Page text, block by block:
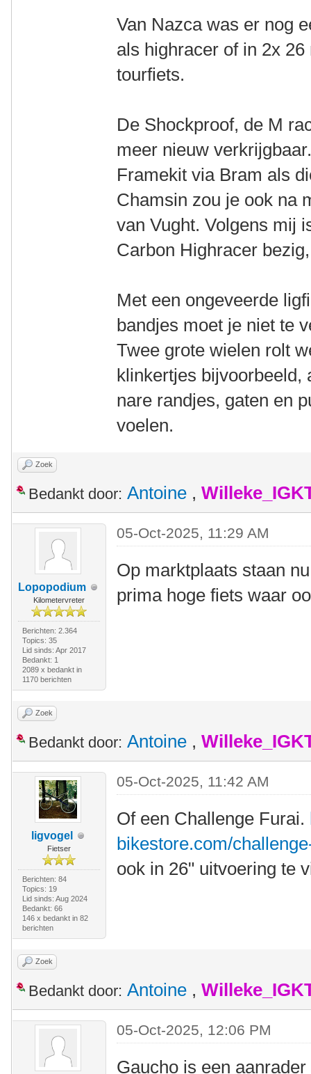
Van Nazca was er nog
als highracer of in 2x
tourfiets.
De Shockproof, de M
meer nieuw
Framekit via Bram als
Chamsin zou je ook na
van Vught. Volgens mij
Carbon Highracer
Met een ongeveerde
bandjes moet je niet te
Twee grote wielen rolt
klinkertjes bijvoorbeeld,
nare randjes, gaten en
voelen.
Zoek
Bedankt door: Antoine ,
Lopopodium
Kilometervreter
Berichten: 2.364
Topics: 35
Lid sinds: Apr 2017
Bedankt: 1
2089 x bedankt in
1170 berichten
05-Oct-2025, 11:29 AM
Op marktplaats staan
prima hoge fiets waar
Zoek
Bedankt door: Antoine ,
ligvogel
Fietser
Berichten: 84
Topics: 19
Lid sinds: Aug 2024
Bedankt: 66
146 x bedankt in 82
berichten
05-Oct-2025, 11:42 AM
Of een Challenge Furai.
bikestore.com/
ook in 26" uitvoering te
Zoek
Bedankt door: Antoine ,
05-Oct-2025, 12:06 PM
Gaucho is een